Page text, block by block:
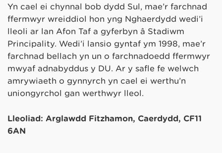
Yn cael ei chynnal bob dydd Sul, mae’r farchnad
ffermwyr wreiddiol hon yng Nghaerdydd wedi’i
lleoli ar lan Afon Taf a gyferbyn â Stadiwm
Principality. Wedi’i lansio gyntaf ym 1998, mae’r
farchnad bellach yn un o farchnadoedd ffermwyr
mwyaf adnabyddus y DU. Ar y safle fe welwch
amrywiaeth o gynnyrch yn cael ei werthu’n
uniongyrchol gan werthwyr lleol.
Lleoliad: Arglawdd Fitzhamon, Caerdydd, CF11
6AN